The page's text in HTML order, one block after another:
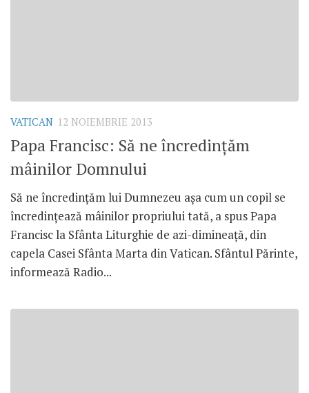
VATICAN 12 NOIEMBRIE 2013
Papa Francisc: Să ne încredinţăm
mâinilor Domnului
Să ne încredinţăm lui Dumnezeu aşa cum un copil se
încredinţează mâinilor propriului tată, a spus Papa
Francisc la Sfânta Liturghie de azi-dimineaţă, din
capela Casei Sfânta Marta din Vatican. Sfântul Părinte,
informează Radio...